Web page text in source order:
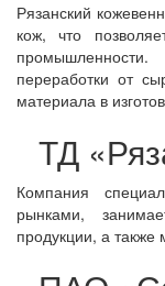
Рязанский
кож, что
переработки от
материала в
ТД
Компания
рынками,
продукции, а также